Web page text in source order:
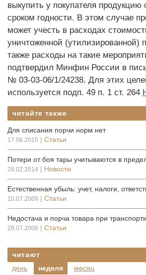
выкупить у покупателя
сроком годности. В этом случае
может учесть в расходах
уничтоженной (утилизированной)
также расходы на такие
подтвердил Минфин России в
№ 03-03-06/1/24238. Для этих
используется подп. 49 п. 1 ст. 264
читайте также
Для списания порчи норм нет
17.06.2015 | Статьи
Потери от боя тары учитываются в
28.02.2014 | Новости
Естественная убыль: учет, налоги,
10.07.2009 | Статьи
Недостача и порча товара при
28.07.2006 | Статьи
читают
день
неделя месяц